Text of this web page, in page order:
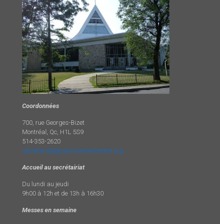
Coordonnées
700, rue Georges-Bizet
Montréal, Qc, H1L 5S9
514-353-2620
secretariat@paroissemercierest.org
Accueil au secrétairiat
Du lundi au jeudi
9h00 à 12h et de 13h à 16h30
Messes en semaine